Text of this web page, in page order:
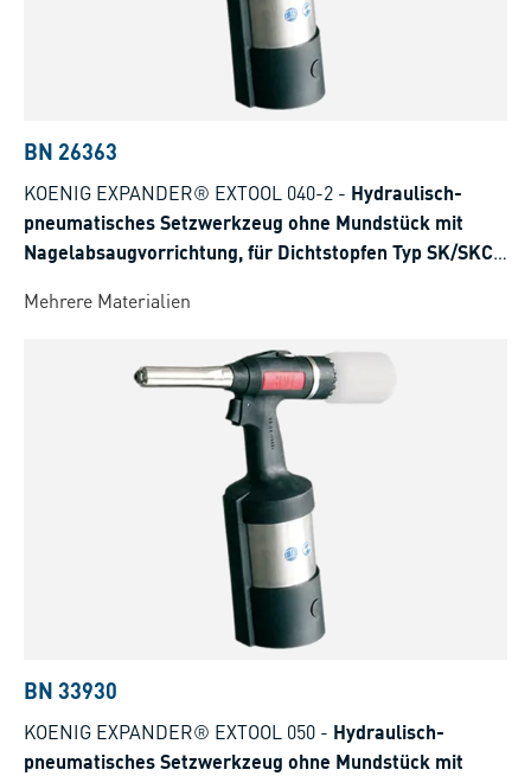
BN 26363
KOENIG EXPANDER® EXTOOL 040-2 - Hydraulisch-
pneumatisches Setzwerkzeug ohne Mundstück mit
Nagelabsaugvorrichtung, für Dichtstopfen Typ SK/SKC,
Mehrere Materialien
BN 33930
KOENIG EXPANDER® EXTOOL 050 - Hydraulisch-
pneumatisches Setzwerkzeug ohne Mundstück mit